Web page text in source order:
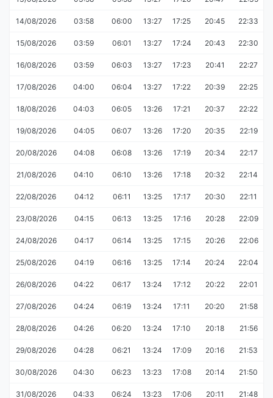
14/08/2026 03:58 06:00 13:27 17:25 20:45 22:33
15/08/2026 03:59 06:01 13:27 17:24 20:43 22:30
16/08/2026 03:59 06:03 13:27 17:23 20:41 22:27
17/08/2026 04:00 06:04 13:27 17:22 20:39 22:25
18/08/2026 04:03 06:05 13:26 17:21 20:37 22:22
19/08/2026 04:05 06:07 13:26 17:20 20:35 22:19
20/08/2026 04:08 06:08 13:26 17:19 20:34 22:17
21/08/2026 04:10 06:10 13:26 17:18 20:32 22:14
22/08/2026 04:12 06:11 13:25 17:17 20:30 22:11
23/08/2026 04:15 06:13 13:25 17:16 20:28 22:09
24/08/2026 04:17 06:14 13:25 17:15 20:26 22:06
25/08/2026 04:19 06:16 13:25 17:14 20:24 22:04
26/08/2026 04:22 06:17 13:24 17:12 20:22 22:01
27/08/2026 04:24 06:19 13:24 17:11 20:20 21:58
28/08/2026 04:26 06:20 13:24 17:10 20:18 21:56
29/08/2026 04:28 06:21 13:24 17:09 20:16 21:53
30/08/2026 04:30 06:23 13:23 17:08 20:14 21:50
31/08/2026 04:33 06:24 13:23 17:06 20:11 21:48